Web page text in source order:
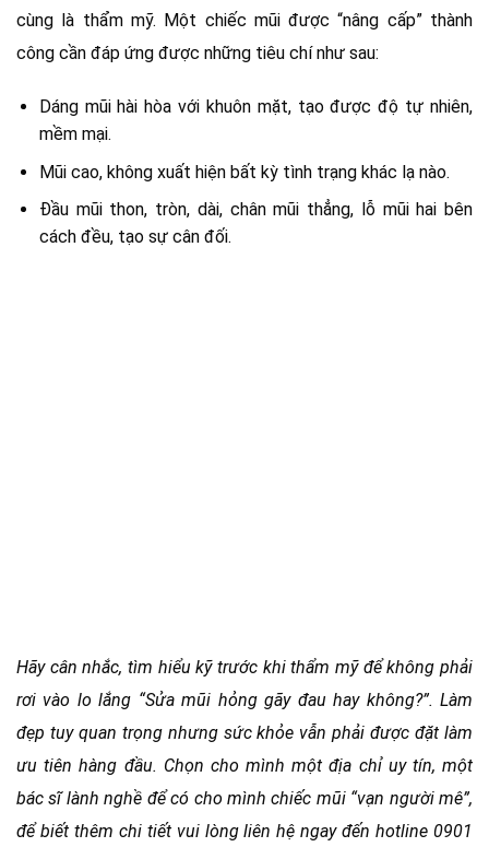
cùng là thẩm mỹ. Một chiếc mũi được “nâng cấp” thành
công cần đáp ứng được những tiêu chí như sau:
Dáng mũi hài hòa với khuôn mặt, tạo được độ tự nhiên,
mềm mại.
Mũi cao, không xuất hiện bất kỳ tình trạng khác lạ nào.
Đầu mũi thon, tròn, dài, chân mũi thẳng, lỗ mũi hai bên
cách đều, tạo sự cân đối.
Hãy cân nhắc, tìm hiểu kỹ trước khi thẩm mỹ để không phải
rơi vào lo lắng “Sửa mũi hỏng gãy đau hay không?”. Làm
đẹp tuy quan trọng nhưng sức khỏe vẫn phải được đặt làm
ưu tiên hàng đầu. Chọn cho mình một địa chỉ uy tín, một
bác sĩ lành nghề để có cho mình chiếc mũi “vạn người mê”,
để biết thêm chi tiết vui lòng liên hệ ngay đến hotline 0901